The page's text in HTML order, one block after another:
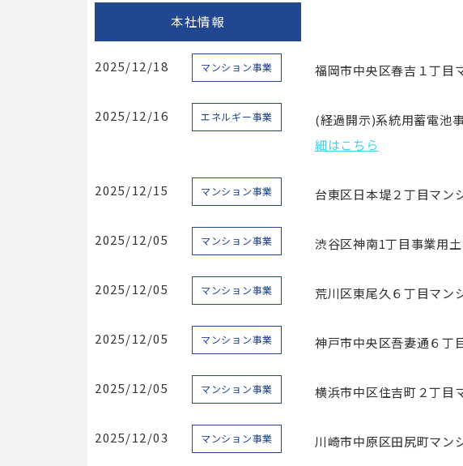
本社情報
2025/12/18 マンション事業 福岡市中央区春吉１丁
2025/12/16 エネルギー事業 (経過開示)系統用蓄電池
細はこちら
2025/12/15 マンション事業 台東区日本堤２丁目マ
2025/12/05 マンション事業 渋谷区神南1丁目事業用
2025/12/05 マンション事業 荒川区東尾久６丁目マ
2025/12/05 マンション事業 神戸市中央区吾妻通６
2025/12/05 マンション事業 横浜市中区住吉町２丁
2025/12/03 マンション事業 川崎市中原区田尻町マ